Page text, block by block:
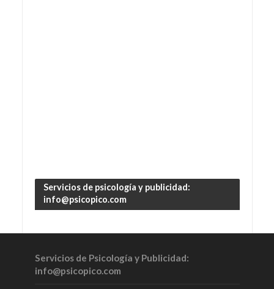
Servicios de psicología y publicidad:
info@psicopico.com
Servicios de Psicología y Publicidad:
info@psicopico.com